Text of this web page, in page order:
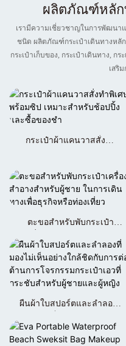
ผลิตภัณฑ์หลัก
เรามีความเชี่ยวชาญในการพัฒนาแ
ชนิด ผลิตภัณฑ์กระเป๋าเดินทางหลัก
กระเป๋าเก็บของ, กระเป๋าเดินทาง, กร
เสริ
กระเป๋าผ้าแคนวาสสั่งทำ
ตะขอสำหรับพับกระเป๋า
ในการเดินทางเพื่อธุรกิจหรือ
ท่องเที่ยว
ผืนผ้าใบสปอร์ตและลำลองที่
การต่อต้านการโจรกรรม
กระเป๋าเอวที่กระชับสำหรับ